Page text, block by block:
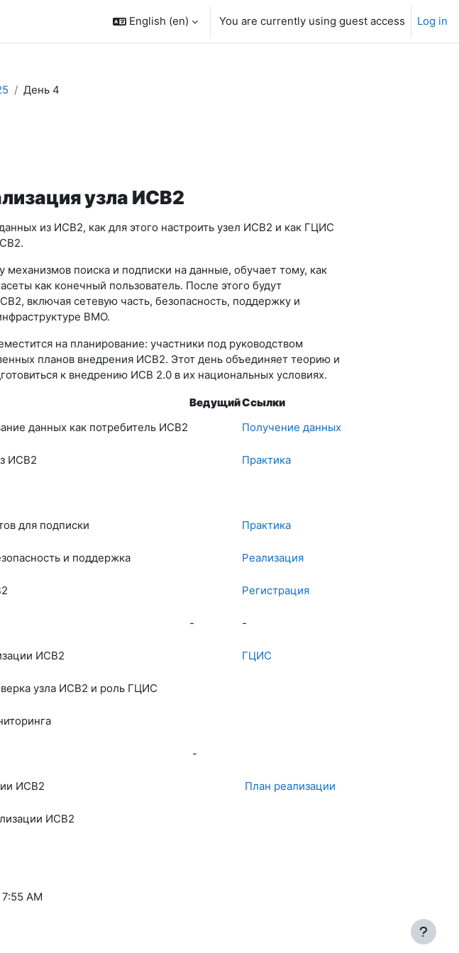
English ‎(en)‎ You are currently using guest access Log in
День 4
узла ИСВ2
из ИСВ2, как для этого настроить узел ИСВ2 и как ГЦИС
поиска и подписки на данные, обучает тому, как
как конечный пользователь. После этого будут
включая сетевую часть, безопасность, поддержку и
ВМО.
на планирование: участники под руководством
планов внедрения ИСВ2. Этот день объединяет теорию и
к внедрению ИСВ 2.0 в их национальных условиях.
ВедущийСсылки
данных как потребитель ИСВ2
Получение данных
ИСВ2
Практика
для подписки
Практика
и поддержка
Реализация
Регистрация
-
-
ИСВ2
ГЦИС
узла ИСВ2 и роль ГЦИС
-
ИСВ2
План реализации
ИСВ2
AM